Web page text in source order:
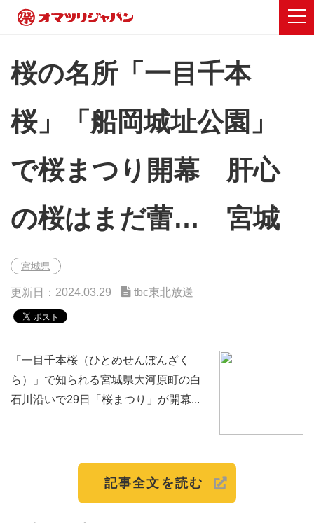
桜の名所「一目千本
桜」「船岡城址公園」
で桜まつり開幕 肝心
の桜はまだ蕾… 宮城
宮城県
更新日：2024.03.29 tbc東北放送
「一目千本桜（ひとめせんぼんざく
ら）」で知られる宮城県大河原町の白
石川沿いで29日「桜まつり」が開幕...
記事全文を読む